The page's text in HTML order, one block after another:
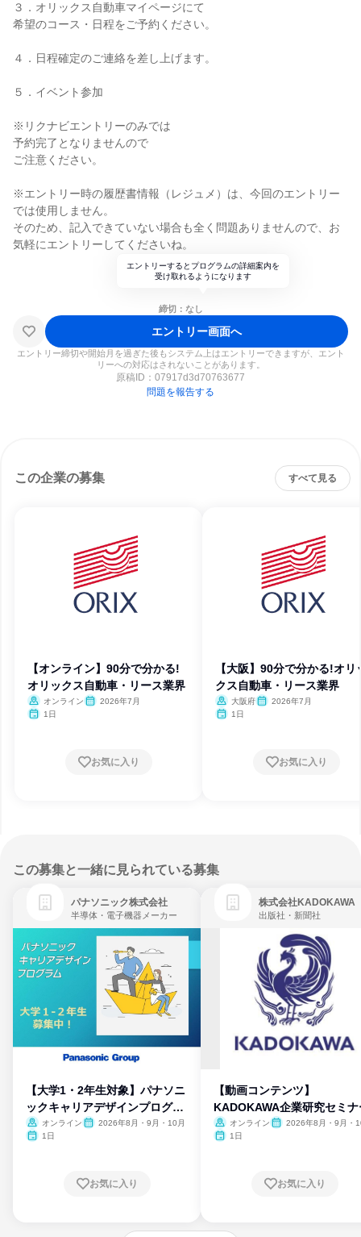
３．オリックス自動車マイページにて
希望のコース・日程をご予約ください。
４．日程確定のご連絡を差し上げます。
５．イベント参加
※リクナビエントリーのみでは
予約完了となりませんので
ご注意ください。
※エントリー時の履歴書情報（レジュメ）は、今回のエントリー
では使用しません。
そのため、記入できていない場合も全く問題ありませんので、お
気軽にエントリーしてくださいね。
エントリーするとプログラムの詳細案内を
受け取れるようになります
締切：なし
エントリー画面へ
エントリー締切や開始月を過ぎた後もシステム上はエントリーできますが、エント
リーへの対応はされないことがあります。
原稿ID： 07917d3d70763677
問題を報告する
この企業の募集 すべて見る
【オンライン】90分で分かる!
オリックス自動車・リース業界
オンライン
2026年7月
1日
お気に入り
【大阪】90分で分かる!オリ
クス自動車・リース業界
大阪府
2026年7月
1日
お気に入り
この募集と一緒に見られている募集
パナソニック株式会社
半導体・電子機器メーカー
【大学1・2年生対象】パナソニ
ックキャリアデザインプログラ
ム
オンライン
2026年8月・9月・10月
1日
お気に入り
株式会社KADOKAWA
出版社・新聞社
【動画コンテンツ】
KADOKAWA企業研究セミナ
オンライン
2026年8月・9月・
1日
お気に入り